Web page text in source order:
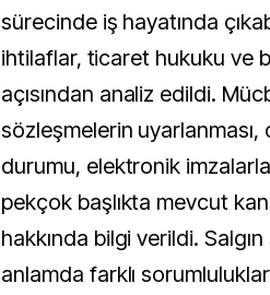
sürecinde iş hayatında
ihtilaflar, ticaret hukuku ve
açısından analiz edildi.
sözleşmelerin uyarlanması,
durumu, elektronik
pekçok başlıkta mevcut
hakkında bilgi verildi.
anlamda farklı